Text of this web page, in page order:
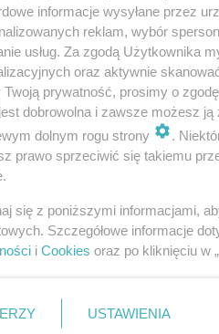
nie stanowi i nie zastępuje porady
Redakcja i wydawca serwisu nie
świadczeń zdrowotnych w
informacje wysyłane przez
reklam, wybór
usług. Za zgodą Użytkownika
oraz aktywnie
prywatność, prosimy o
dobrowolna i zawsze możesz
dolnym rogu strony
.
prawo sprzeciwić się takiemu
się z poniższymi informacjami,
Szczegółowe informacje
i Cookies oraz po kliknięciu w
USTAWIENIA